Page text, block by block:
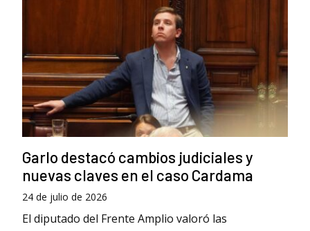
Garlo destacó cambios judiciales y
nuevas claves en el caso Cardama
24 de julio de 2026
El diputado del Frente Amplio valoró las